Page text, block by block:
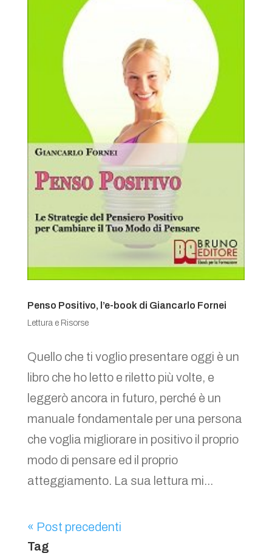
Penso Positivo, l’e-book di Giancarlo Fornei
Lettura e Risorse
Quello che ti voglio presentare oggi è un
libro che ho letto e riletto più volte, e
leggerò ancora in futuro, perché è un
manuale fondamentale per una persona
che voglia migliorare in positivo il proprio
modo di pensare ed il proprio
atteggiamento. La sua lettura mi...
« Post precedenti
Tag